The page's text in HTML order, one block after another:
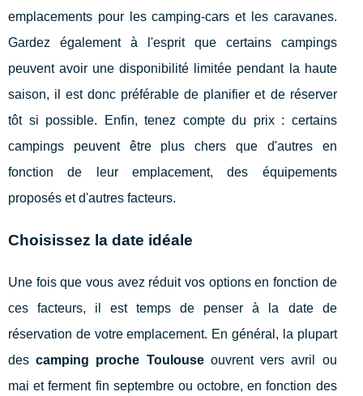
emplacements pour les camping-cars et les caravanes.
Gardez également à l'esprit que certains campings
peuvent avoir une disponibilité limitée pendant la haute
saison, il est donc préférable de planifier et de réserver
tôt si possible. Enfin, tenez compte du prix : certains
campings peuvent être plus chers que d'autres en
fonction de leur emplacement, des équipements
proposés et d'autres facteurs.
Choisissez la date idéale
Une fois que vous avez réduit vos options en fonction de
ces facteurs, il est temps de penser à la date de
réservation de votre emplacement. En général, la plupart
descamping proche Toulouseouvrent vers avril ou
mai et ferment fin septembre ou octobre, en fonction des